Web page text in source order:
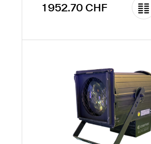
Prix régulier :
1 952.70 CHF